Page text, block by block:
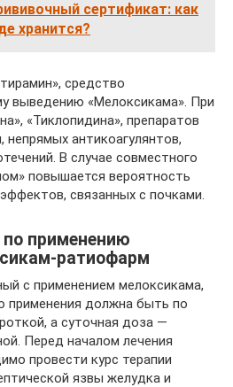
сертификат: как
хранится?
средство
выведению «Мелоксикама». При
«Тиклопидина», препаратов
непрямых антикоагулянтов,
В случае совместного
повышается вероятность
связанных с почками.
применению
ратиофарм
с применением мелоксикама,
применения должна быть по
а суточная доза —
Перед началом лечения
провести курс терапии
язвы желудка и